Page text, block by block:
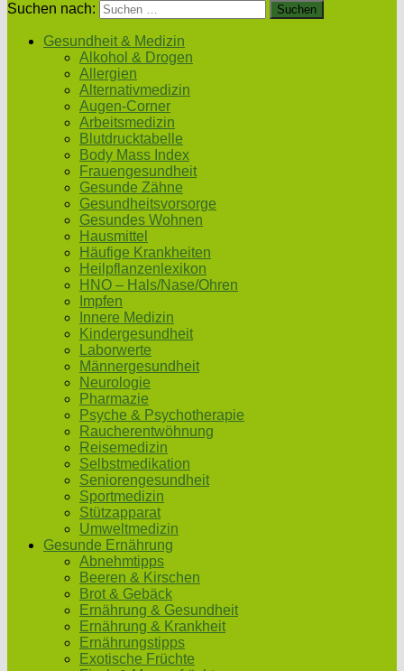
Suchen nach:
Gesundheit & Medizin
Alkohol & Drogen
Allergien
Alternativmedizin
Augen-Corner
Arbeitsmedizin
Blutdrucktabelle
Body Mass Index
Frauengesundheit
Gesunde Zähne
Gesundheitsvorsorge
Gesundes Wohnen
Hausmittel
Häufige Krankheiten
Heilpflanzenlexikon
HNO – Hals/Nase/Ohren
Impfen
Innere Medizin
Kindergesundheit
Laborwerte
Männergesundheit
Neurologie
Pharmazie
Psyche & Psychotherapie
Raucherentwöhnung
Reisemedizin
Selbstmedikation
Seniorengesundheit
Sportmedizin
Stützapparat
Umweltmedizin
Gesunde Ernährung
Abnehmtipps
Beeren & Kirschen
Brot & Gebäck
Ernährung & Gesundheit
Ernährung & Krankheit
Ernährungstipps
Exotische Früchte